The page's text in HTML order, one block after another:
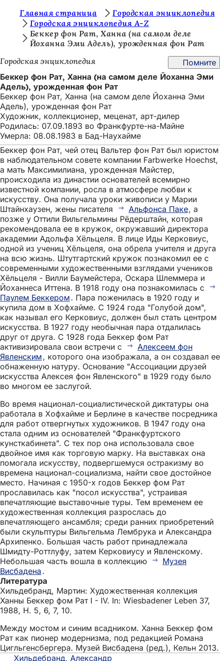
Перейти к содержимому
д
е
с
ь
:
Главная страница
Городская энциклопедия
Городская энциклопедия A-Z
Беккер фон Рат, Ханна (на самом деле
Йоханна Эми Адель), урожденная фон Рат
Городская энциклопедия
Помните
Беккер фон Рат, Ханна (на самом деле Йоханна Эми
Адель), урожденная фон Рат
Беккер фон Рат, Ханна (на самом деле Йоханна Эми
Адель), урожденная фон Рат
Художник, коллекционер, меценат, арт-дилер
Родилась: 07.09.1893 во Франкфурте-на-Майне
Умерла: 08.08.1983 в Бад-Наухайме
Беккер фон Рат, чей отец Вальтер фон Рат был юристом
в наблюдательном совете компании Farbwerke Hoechst,
а мать Максимилиана, урожденная Майстер,
происходила из династии основателей всемирно
известной компании, росла в атмосфере любви к
искусству. Она получала уроки живописи у Марии
Штайнхаузен, жены писателя
Альфонса Паке, а
позже у Оттили Вильгельмины Рёдерштайн, которая
рекомендовала ее в кружок, окружавший директора
академии Адольфа Хёльцеля. В лице Иды Керковиус,
одной из учениц Хёльцеля, она обрела учителя и друга
на всю жизнь. Штутгартский кружок познакомил ее с
современными художественными взглядами учеников
Хёльцеля - Вилли Баумейстера, Оскара Шлеммера и
Йоханнеса Иттена. В 1918 году она познакомилась с
Паулем Беккером . Пара поженилась в 1920 году и
купила дом в Хофхайме. С 1924 года "Голубой дом",
как называл его Керковиус, должен был стать центром
искусства. В 1927 году необычная пара отдалилась
друг от друга. С 1928 года Беккер фом Рат
активизировала свои встречи с
Алексеем фон
Явленским , которого она изображала, а он создавал ее
обнаженную натуру. Основание "Ассоциации друзей
искусства Алексея фон Явленского" в 1929 году было
во многом ее заслугой.
Во время национал-социалистической диктатуры она
работала в Хофхайме и Берлине в качестве посредника
для работ отвергнутых художников. В 1947 году она
стала одним из основателей "Франкфуртского
кунсткабинета". С тех пор она использовала свое
двойное имя как торговую марку. На выставках она
помогала искусству, подвергшемуся остракизму во
времена национал-социализма, найти свое достойное
место. Начиная с 1950-х годов Беккер фом Рат
прославилась как "посол искусства", устраивая
впечатляющие выставочные туры. Тем временем ее
художественная коллекция разрослась до
впечатляющего ансамбля; среди ранних приобретений
были скульптуры Вильгельма Лембрука и Александра
Архипенко. Большая часть работ принадлежала
Шмидту-Роттлуфу, затем Керковиусу и Явленскому.
Небольшая часть вошла в коллекцию
Музея
Висбадена .
Литература
Хильдебранд, Мартин: Художественная коллекция
Ханны Беккер фом Рат I - IV. In: Wiesbadener Leben 37,
1988, H. 5, 6, 7, 10.
Между мостом и синим всадником. Ханна Беккер фом
Рат как пионер модернизма, под редакцией Романа
Цигльгенсбергера. Музей Висбадена (ред.), Кельн 2013.
Хильдебранд, Александр